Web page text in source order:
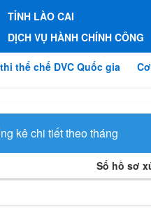
TỈNH LÀO CAI
DỊCH VỤ HÀNH CHÍNH CÔNG
thể chế DVC Quốc gia
kê chi tiết theo tháng
Số hồ sơ